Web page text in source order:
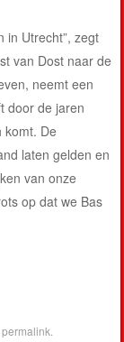
in Utrecht”, zegt
van Dost naar de
neemt een
door de jaren
komt. De
laten gelden en
van onze
op dat we Bas
permalink